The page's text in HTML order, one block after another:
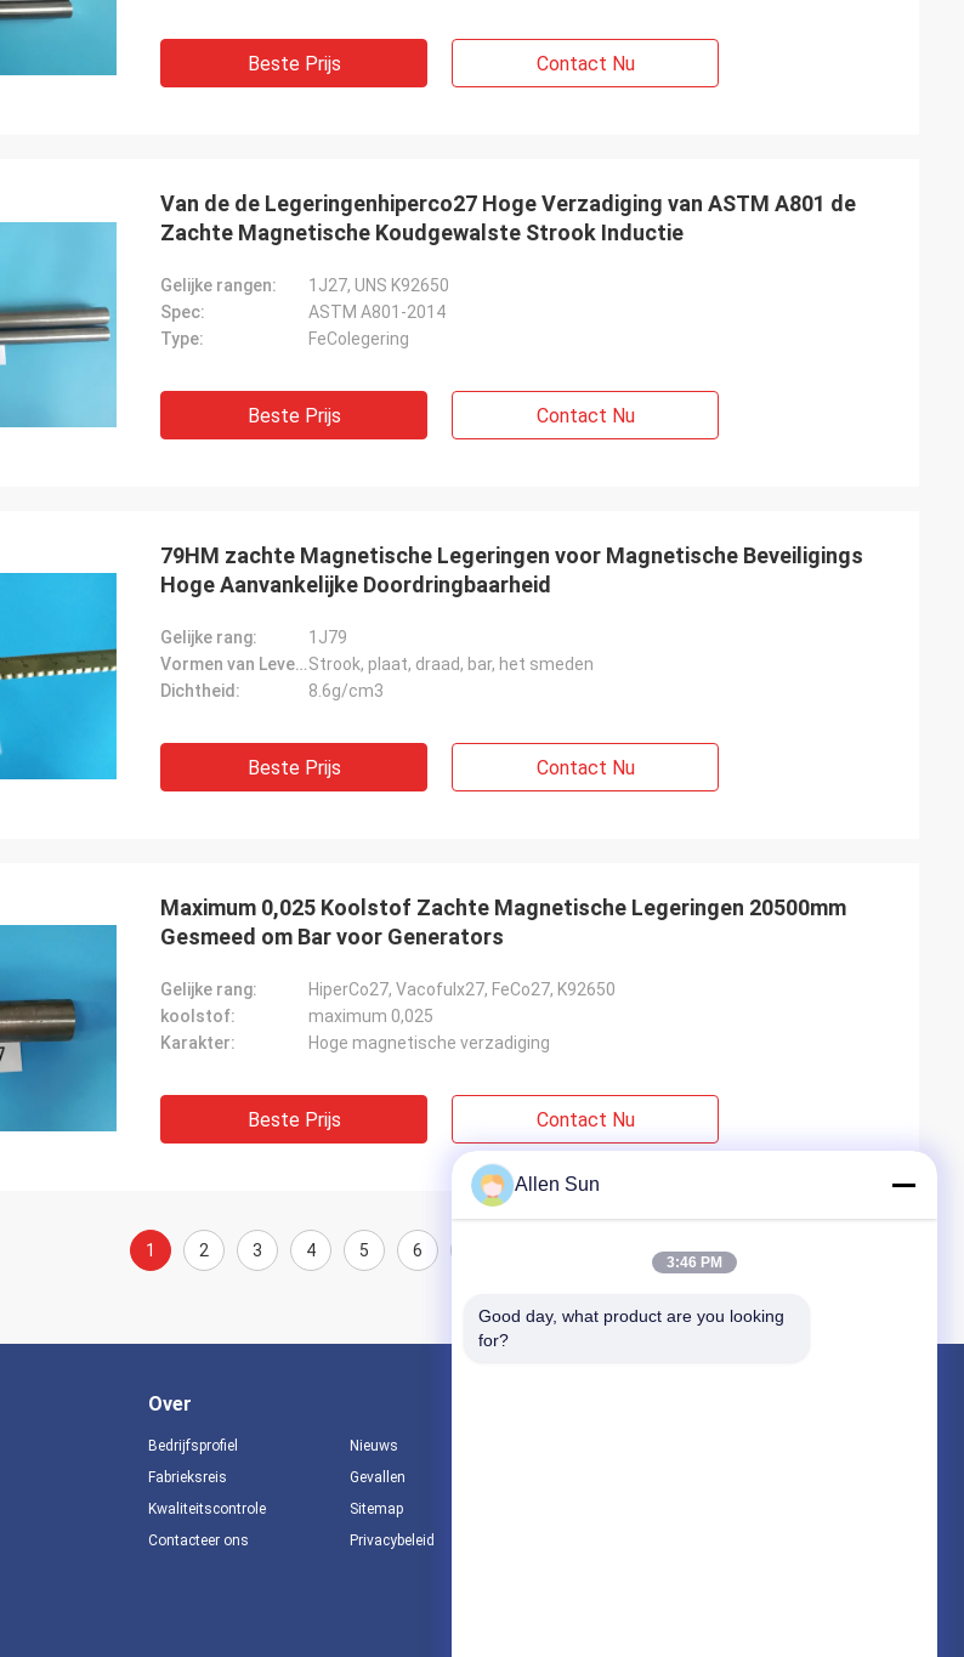
Beste Prijs Contact Nu
Van de de Legeringenhiperco27 Hoge Verzadiging van ASTM A801 de
Zachte Magnetische Koudgewalste Strook Inductie
Gelijke rangen:
1J27, UNS K92650
Spec:
ASTM A801-2014
Type:
FeColegering
Beste Prijs Contact Nu
79HM zachte Magnetische Legeringen voor Magnetische Beveiligings
Hoge Aanvankelijke Doordringbaarheid
Gelijke rang:
1J79
Vormen van Levering:Strook, plaat, draad, bar, het smeden
Dichtheid:
8.6g/cm3
Beste Prijs Contact Nu
Maximum 0,025 Koolstof Zachte Magnetische Legeringen 20500mm
Gesmeed om Bar voor Generators
Gelijke rang:
HiperCo27, Vacofulx27, FeCo27, K92650
koolstof:
maximum 0,025
Karakter:
Hoge magnetische verzadiging
Beste Prijs Contact Nu
1 2 3 4 5 6
Over
Bedrijfsprofiel
Fabrieksreis
Kwaliteitscontrole
Contacteer ons
Nieuws
Gevallen
Sitemap
Privacybeleid
Allen Sun
3:46 PM
Good day, what product are you looking
for?